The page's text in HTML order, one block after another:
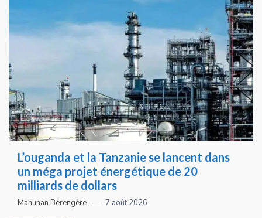
L’ouganda et la Tanzanie se lancent dans
un méga projet énergétique de 20
milliards de dollars
Mahunan Bérengère 7 août 2026